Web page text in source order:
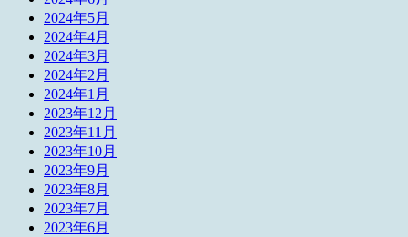
2024年5月
2024年4月
2024年3月
2024年2月
2024年1月
2023年12月
2023年11月
2023年10月
2023年9月
2023年8月
2023年7月
2023年6月